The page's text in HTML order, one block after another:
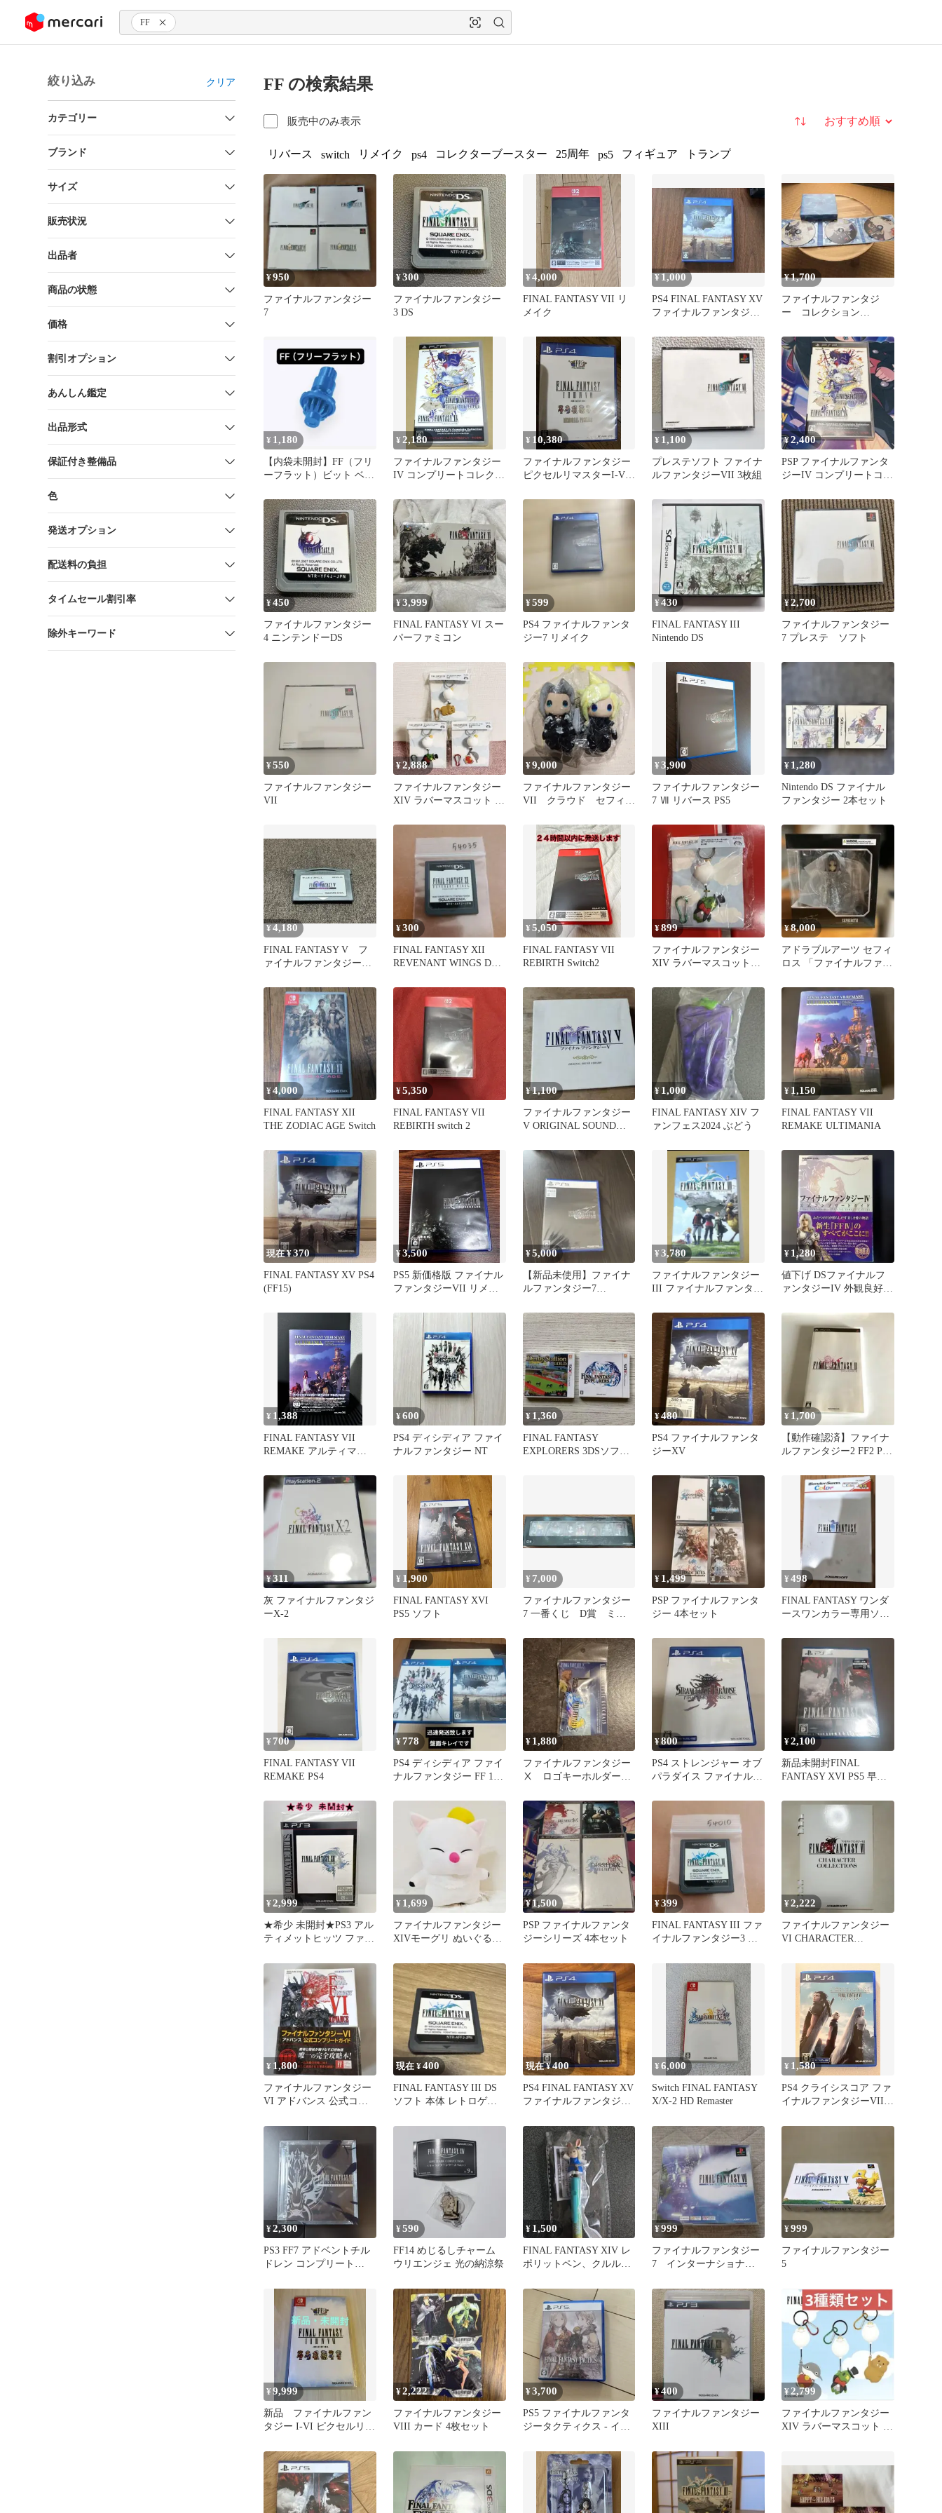
ツにスキップ FF
絞り込み クリア
カテゴリー
ブランド
サイズ
販売状況
出品者
商品の状態
価格
割引オプション
あんしん鑑定
出品形式
保証付き整備品
色
発送オプション
配送料の負担
タイムセール割引率
除外キーワード
FF の検索結果
販売中のみ表示 並び替え
リバース switch リメイク ps4 コレクターブースター 25周年 ps5 フィギュア トランプ
¥950
ファイナルファンタジー
7
¥300
ファイナルファンタジー
3 DS
¥4,000
FINAL FANTASY VII リ
メイク
¥ 1,000
PS4 FINAL FANTASY XV
ファイナルファンタジー
¥1,700
ファイナルファンタジ
ー コレクション
¥ 1,180
【内袋未開封】FF（フリ
ーフラット）ビット ベイ
¥ 2,180
ファイナルファンタジー
IV コンプリートコレクシ
¥ 10,380
ファイナルファンタジー
ピクセルリマスターI-VI
¥ 1,100
プレステソフト ファイナ
ルファンタジーVII 3枚組
¥2,400
PSP ファイナルファンタ
ジーIV コンプリートコレ
¥450
ファイナルファンタジー
4 ニンテンドーDS
¥3,999
FINAL FANTASY VI スー
パーファミコン
¥599
PS4 ファイナルファンタ
ジー7 リメイク
¥430
FINAL FANTASY III
Nintendo DS
¥2,700
ファイナルファンタジー
7 プレステ ソフト
¥550
ファイナルファンタジー
VII
¥2,888
ファイナルファンタジー
XIV ラバーマスコット キ
ト d
¥9,000
ファイナルファンタジー
VII クラウド セフィロ
¥3,900
ファイナルファンタジー
7 Ⅶ リバース PS5
¥ 1,280
Nintendo DS ファイナル
ファンタジー 2本セット
¥4,180
FINAL FANTASY V フ
ァイナルファンタジー
¥300
FINAL FANTASY XII
REVENANT WINGS DS
¥5,050
FINAL FANTASY VII
REBIRTH Switch2
¥899
ファイナルファンタジー
XIV ラバーマスコットキ
¥8,000
アドラブルアーツ セフィ
ロス 「ファイナルファン
¥4,000
FINAL FANTASY XII
THE ZODIAC AGE Switch
¥5,350
FINAL FANTASY VII
REBIRTH switch 2
¥1,100
ファイナルファンタジー
V ORIGINAL SOUND
¥ 1,000
FINAL FANTASY XIV フ
ァンフェス2024 ぶどう
¥ 1,150
FINAL FANTASY VII
REMAKE ULTIMANIA
現在 ¥370
FINAL FANTASY XV PS4
(FF15)
¥3,500
PS5 新価格版 ファイナル
ファンタジーVII リメイ
¥5,000
【新品未使用】ファイナ
ルファンタジー7
¥3,780
ファイナルファンタジー
III ファイナルファンタジ
¥ 1,280
値下げ DSファイナルフ
ァンタジーIV 外観良好
¥ 1,388
FINAL FANTASY VII
REMAKE アルティマニ
¥600
PS4 ディシディア ファイ
ナルファンタジー NT
¥ 1,360
FINAL FANTASY
EXPLORERS 3DSソフト
¥480
PS4 ファイナルファンタ
ジーXV
¥ 1,700
【動作確認済】ファイナ
ルファンタジー2 FF2 PSP
¥311
灰 ファイナルファンタジ
ーX-2
¥ 1,900
FINAL FANTASY XVI
PS5 ソフト
¥ 7,000
ファイナルファンタジー
7 一番くじ D賞 ミニ
FF7
¥ 1,499
PSP ファイナルファンタ
ジー 4本セット
¥498
FINAL FANTASY ワンダ
ースワンカラー専用ソフ
¥ 700
FINAL FANTASY VII
REMAKE PS4
¥778
PS4 ディシディア ファイ
ナルファンタジー FF 15
¥ 1,880
ファイナルファンタジー
Ⅹ ロゴキーホルダー
¥800
PS4 ストレンジャー オブ
パラダイス ファイナルフ
¥2,100
新品未開封FINAL
FANTASY XVI PS5 早期
¥2,999
★希少 未開封★PS3 アル
ティメットヒッツ ファイ
FINAL FANTASY 13
ULTIMATE HITS FF
SQUARE ENIX レア レト
¥ 1,699
ファイナルファンタジー
XIVモーグリ ぬいぐるみ
¥1,500
PSP ファイナルファンタ
ジーシリーズ 4本セット
¥399
FINAL FANTASY III ファ
イナルファンタジー3 DS
¥2,222
ファイナルファンタジー
VI CHARACTER
¥ 1,800
ファイナルファンタジー
VI アドバンス 公式コン
現在 ¥400
FINAL FANTASY III DS
ソフト 本体 レトロゲー
現在 ¥400
PS4 FINAL FANTASY XV
ファイナルファンタジー
¥6,000
Switch FINAL FANTASY
X/X-2 HD Remaster
¥ 1,580
PS4 クライシスコア ファ
イナルファンタジーVII
¥2,300
​PS3 FF7 アドベントチル
ドレン コンプリート
¥590
FF14 めじるしチャーム
ウリエンジェ 光の納涼祭
¥ 1,500
FINAL FANTASY XIV レ
ポリットペン、クルルさ
¥999
ファイナルファンタジー
7 インターナショナル
¥999
ファイナルファンタジー
5
¥9,999
新品 ファイナルファン
タジー I-VI ピクセルリマ
¥2,222
ファイナルファンタジー
VIII カード 4枚セット
¥3,700
PS5 ファイナルファンタ
ジータクティクス - イヴ
デ…
¥400
ファイナルファンタジー
XIII
¥2,799
ファイナルファンタジー
XIV ラバーマスコット キ